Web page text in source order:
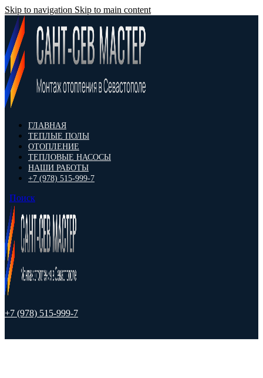
Skip to navigation Skip to main content
ГЛАВНАЯ
ТЕПЛЫЕ ПОЛЫ
ОТОПЛЕНИЕ
ТЕПЛОВЫЕ НАСОСЫ
НАШИ РАБОТЫ
+7 (978) 515-999-7
Поиск
+7 (978) 515-999-7